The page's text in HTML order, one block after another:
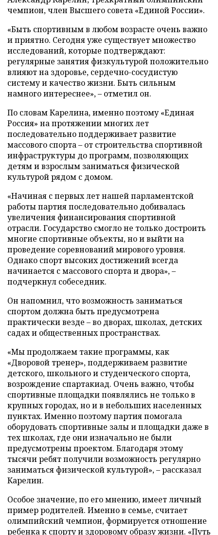
чемпион, член Высшего совета «Единой России».
«Быть спортивным в любом возрасте очень важно
и приятно. Сегодня уже существует множество
исследований, которые подтверждают:
регулярные занятия физкультурой положительно
влияют на здоровье, сердечно-сосудистую
систему и качество жизни. Быть сильным
намного интереснее», – отметил он.
По словам Карелина, именно поэтому «Единая
Россия» на протяжении многих лет
последовательно поддерживает развитие
массового спорта – от строительства спортивной
инфраструктуры до программ, позволяющих
детям и взрослым заниматься физической
культурой рядом с домом.
«Начиная с первых лет нашей парламентской
работы партия последовательно добивалась
увеличения финансирования спортивной
отрасли. Государство смогло не только достроить
многие спортивные объекты, но и выйти на
проведение соревнований мирового уровня.
Однако спорт высоких достижений всегда
начинается с массового спорта и двора», –
подчеркнул собеседник.
Он напомнил, что возможность заниматься
спортом должна быть предусмотрена
практически везде – во дворах, школах, детских
садах и общественных пространствах.
«Мы продолжаем такие программы, как
«Дворовой тренер», поддерживаем развитие
детского, школьного и студенческого спорта,
возрождение спартакиад. Очень важно, чтобы
спортивные площадки появлялись не только в
крупных городах, но и в небольших населенных
пунктах. Именно поэтому партия помогала
оборудовать спортивные залы и площадки даже в
тех школах, где они изначально не были
предусмотрены проектом. Благодаря этому
тысячи ребят получили возможность регулярно
заниматься физической культурой», – рассказал
Карелин.
Особое значение, по его мнению, имеет личный
пример родителей. Именно в семье, считает
олимпийский чемпион, формируется отношение
ребенка к спорту и здоровому образу жизни. «Путь